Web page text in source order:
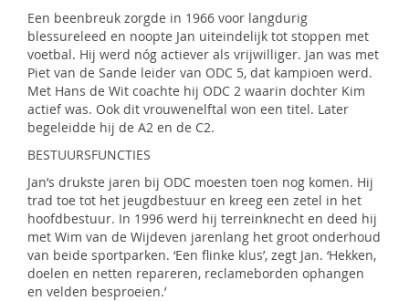
Een beenbreuk zorgde in 1966 voor langdurig
blessureleed en noopte Jan uiteindelijk tot stoppen met
voetbal. Hij werd nóg actiever als vrijwilliger. Jan was met
Piet van de Sande leider van ODC 5, dat kampioen werd.
Met Hans de Wit coachte hij ODC 2 waarin dochter Kim
actief was. Ook dit vrouwenelftal won een titel. Later
begeleidde hij de A2 en de C2.
BESTUURSFUNCTIES
Jan’s drukste jaren bij ODC moesten toen nog komen. Hij
trad toe tot het jeugdbestuur en kreeg een zetel in het
hoofdbestuur. In 1996 werd hij terreinknecht en deed hij
met Wim van de Wijdeven jarenlang het groot onderhoud
van beide sportparken. ‘Een flinke klus’, zegt Jan. ‘Hekken,
doelen en netten repareren, reclameborden ophangen
en velden besproeien.’